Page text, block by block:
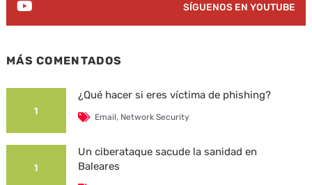
SÍGUENOS EN YOUTUBE
MÁS COMENTADOS
1
¿Qué hacer si eres víctima de phishing?
Email, Network Security
1
Un ciberataque sacude la sanidad en
Baleares